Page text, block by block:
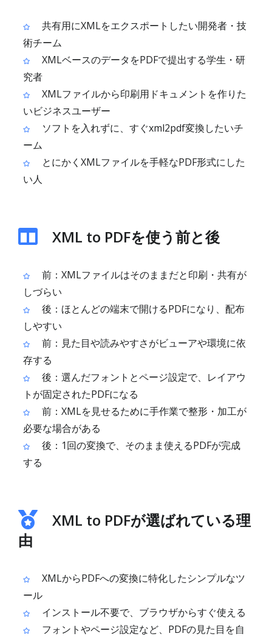
共有用にXMLをエクスポートしたい開発者・技
術チーム
XMLベースのデータをPDFで提出する学生・研
究者
XMLファイルから印刷用ドキュメントを作りた
いビジネスユーザー
ソフトを入れずに、すぐxml2pdf変換したいチ
ーム
とにかくXMLファイルを手軽なPDF形式にした
い人
XML to PDFを使う前と後
前：XMLファイルはそのままだと印刷・共有が
しづらい
後：ほとんどの端末で開けるPDFになり、配布
しやすい
前：見た目や読みやすさがビューアや環境に依
存する
後：選んだフォントとページ設定で、レイアウ
トが固定されたPDFになる
前：XMLを見せるために手作業で整形・加工が
必要な場合がある
後：1回の変換で、そのまま使えるPDFが完成
する
XML to PDFが選ばれている理
由
XMLからPDFへの変換に特化したシンプルなツ
ール
インストール不要で、ブラウザからすぐ使える
フォントやページ設定など、PDFの見た目を自